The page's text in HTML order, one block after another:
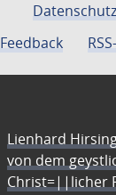
Datenschutz
Feedback
Lienhard
von dem
Christ=||licher